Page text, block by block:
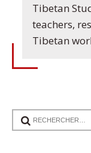
Tibetan
teachers,
Tibetan